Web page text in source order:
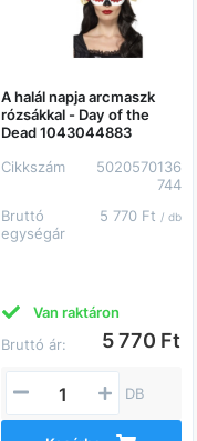
A halál napja arcmaszk
rózsákkal - Day of the
Dead 1043044883
Cikkszám
5020570136
744
Bruttó
egységár
5 770 Ft / db
Van raktáron
Bruttó ár:
5 770 Ft
DB